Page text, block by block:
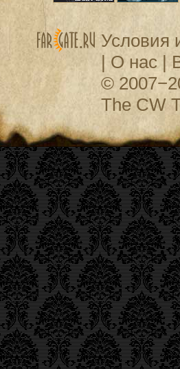
Условия
| О нас|
©
The CW